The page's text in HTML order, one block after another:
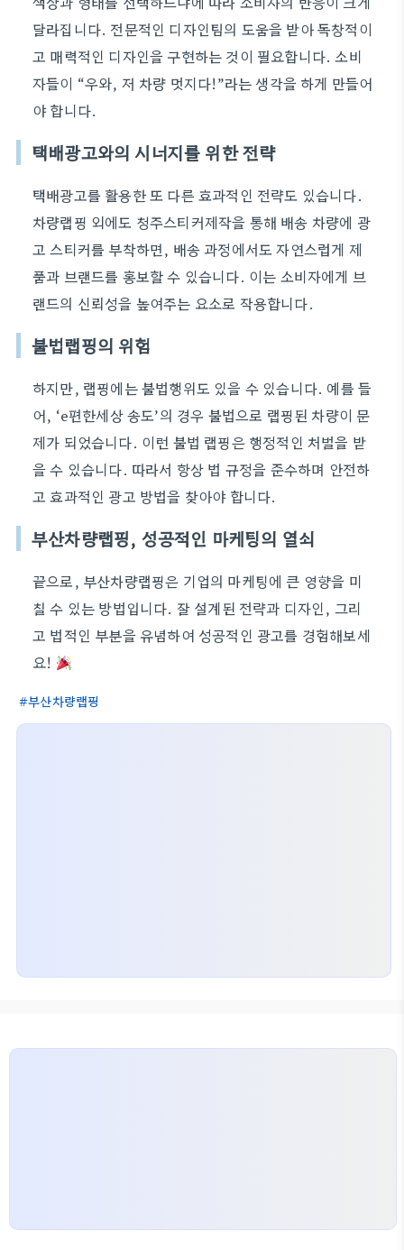
달라집니다. 전문적인 디자인팀의 도움을 받아 독창적이
고 매력적인 디자인을 구현하는 것이 필요합니다. 소비
자들이 “우와, 저 차량 멋지다!”라는 생각을 하게 만들어
야 합니다.
택배광고와의 시너지를 위한 전략
택배광고를 활용한 또 다른 효과적인 전략도 있습니다.
차량랩핑 외에도 청주스티커제작을 통해 배송 차량에 광
고 스티커를 부착하면, 배송 과정에서도 자연스럽게 제
품과 브랜드를 홍보할 수 있습니다. 이는 소비자에게 브
랜드의 신뢰성을 높여주는 요소로 작용합니다.
불법랩핑의 위험
하지만, 랩핑에는 불법행위도 있을 수 있습니다. 예를 들
어, ‘e편한세상 송도’의 경우 불법으로 랩핑된 차량이 문
제가 되었습니다. 이런 불법 랩핑은 행정적인 처벌을 받
을 수 있습니다. 따라서 항상 법 규정을 준수하며 안전하
고 효과적인 광고 방법을 찾아야 합니다.
부산차량랩핑, 성공적인 마케팅의 열쇠
끝으로, 부산차량랩핑은 기업의 마케팅에 큰 영향을 미
칠 수 있는 방법입니다. 잘 설계된 전략과 디자인, 그리
고 법적인 부분을 유념하여 성공적인 광고를 경험해보세
요!
부산차량랩핑